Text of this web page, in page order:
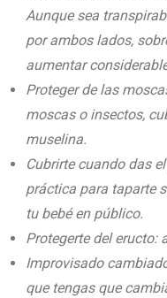
Aunque sea
por ambos lados,
aumentar
Proteger de las
moscas o insectos,
muselina.
Cubrirte cuando das
práctica para taparte
tu bebé en público.
Protegerte del eructo:
Improvisado
que tengas que